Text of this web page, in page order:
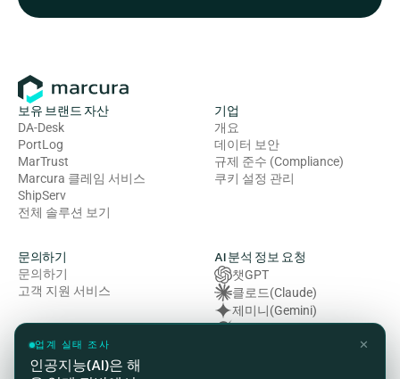
보유 브랜드 자산
DA-Desk
PortLog
MarTrust
Marcura 클레임 서비스
ShipServ
전체 솔루션 보기
기업
개요
데이터 보안
규제 준수 (Compliance)
쿠키 설정 관리
문의하기
문의하기
고객 지원 서비스
AI 분석 정보 요청
챗GPT
클로드(Claude)
제미니(Gemini)
그록 (Grok)
✕
업계 실태 조사
인공지능(AI)은 해